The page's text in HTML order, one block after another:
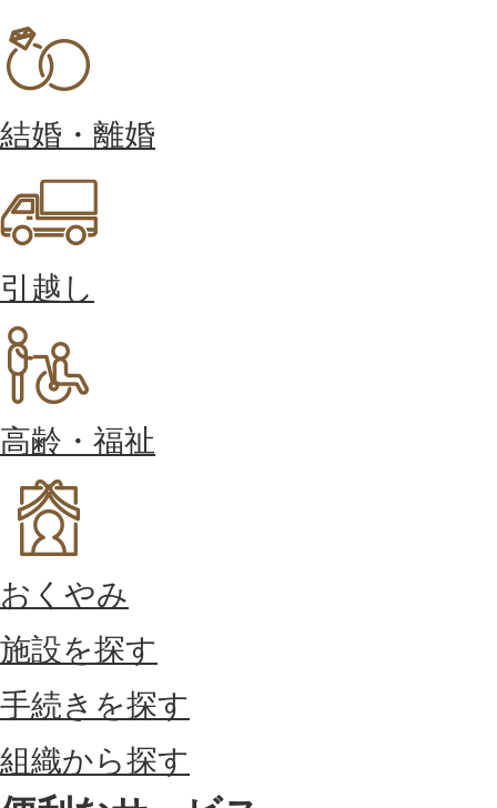
結婚・離婚
引越し
高齢・福祉
おくやみ
施設を探す
手続きを探す
組織から探す